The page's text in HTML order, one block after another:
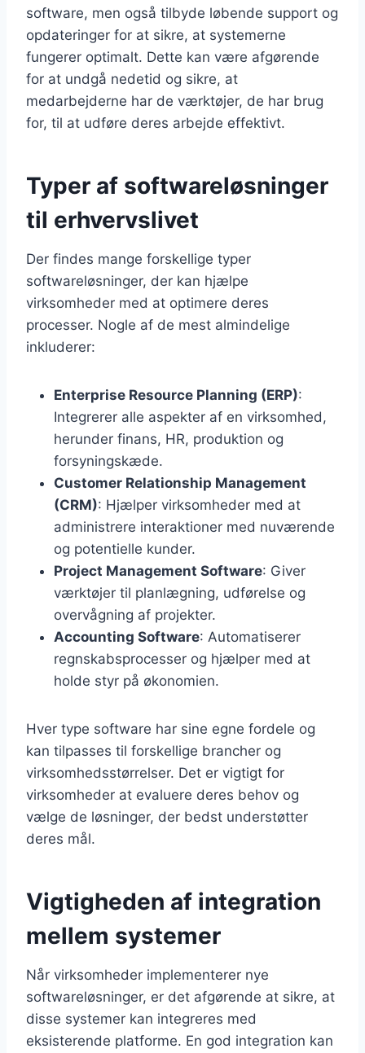
software, men også tilbyde løbende support og
opdateringer for at sikre, at systemerne
fungerer optimalt. Dette kan være afgørende
for at undgå nedetid og sikre, at
medarbejderne har de værktøjer, de har brug
for, til at udføre deres arbejde effektivt.
Typer af softwareløsninger
til erhvervslivet
Der findes mange forskellige typer
softwareløsninger, der kan hjælpe
virksomheder med at optimere deres
processer. Nogle af de mest almindelige
inkluderer:
Enterprise Resource Planning (ERP):
Integrerer alle aspekter af en virksomhed,
herunder finans, HR, produktion og
forsyningskæde.
Customer Relationship Management
(CRM): Hjælper virksomheder med at
administrere interaktioner med nuværende
og potentielle kunder.
Project Management Software: Giver
værktøjer til planlægning, udførelse og
overvågning af projekter.
Accounting Software: Automatiserer
regnskabsprocesser og hjælper med at
holde styr på økonomien.
Hver type software har sine egne fordele og
kan tilpasses til forskellige brancher og
virksomhedsstørrelser. Det er vigtigt for
virksomheder at evaluere deres behov og
vælge de løsninger, der bedst understøtter
deres mål.
Vigtigheden af integration
mellem systemer
Når virksomheder implementerer nye
softwareløsninger, er det afgørende at sikre, at
disse systemer kan integreres med
eksisterende platforme. En god integration kan